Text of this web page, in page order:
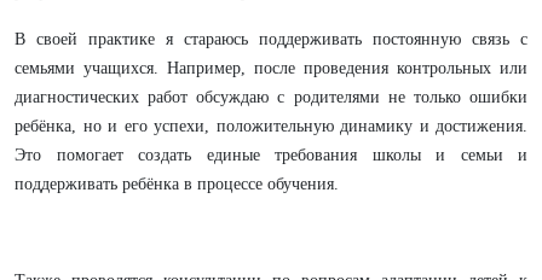
В своей практике я стараюсь поддерживать постоянную связь с
семьями учащихся. Например, после проведения контрольных или
диагностических работ обсуждаю с родителями не только ошибки
ребёнка, но и его успехи, положительную динамику и достижения.
Это помогает создать единые требования школы и семьи и
поддерживать ребёнка в процессе обучения.